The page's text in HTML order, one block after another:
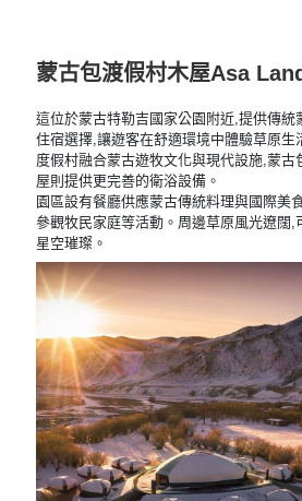
蒙古包渡假村木屋Asa
這位於蒙古特勒吉國家公園附近,提供傳統
住宿選擇,讓遊客在舒適環境中體驗草原生
度假村融合蒙古遊牧文化與現代設施,蒙古
屋則提供更完善的衛浴設備。
園區設有餐廳供應蒙古傳統料理與國際美
參觀牧民家庭等活動。周邊草原風光遼闊,
星空璀璨。